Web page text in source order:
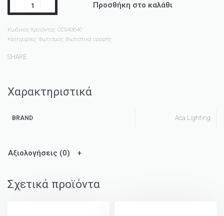
Προσθήκη στο καλάθι
Κωδικός προϊόντος: OD543640
Κατηγορίες: Φωτισμός, Φωτιστικά οροφής
SHARE
Χαρακτηριστικά
BRAND Aca Lighting
Αξιολογήσεις (0)
Σχετικά προϊόντα